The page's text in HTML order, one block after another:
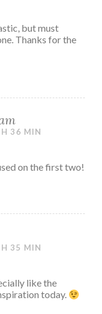
but must
Thanks for the
36 MIN
on the first two!
35 MIN
like the
today.